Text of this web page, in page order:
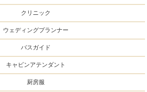
クリニック
ウェディングプランナー
バスガイド
キャビンアテンダント
厨房服